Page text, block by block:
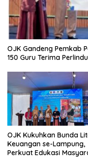
OJK Gandeng Pemkab
150 Guru Terima
OJK Kukuhkan Bunda
Keuangan se-Lampung,
Perkuat Edukasi